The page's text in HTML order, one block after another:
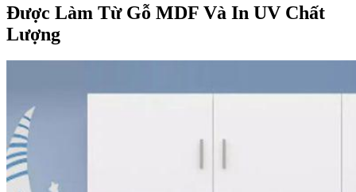
Được Làm Từ Gỗ MDF Và In UV Chất
Lượng